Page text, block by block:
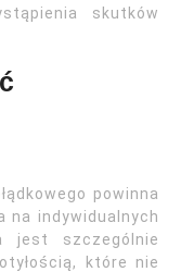
skutków
powinna
na indywidualnych
jest szczególnie
które nie